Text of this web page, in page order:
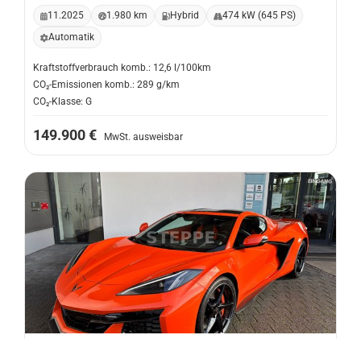
11.2025 1.980 km Hybrid
474 kW (645 PS)
Automatik
Kraftstoffverbrauch komb.: 12,6 l/100km
CO₂-Emissionen komb.: 289 g/km
CO₂-Klasse: G
149.900 € MwSt. ausweisbar